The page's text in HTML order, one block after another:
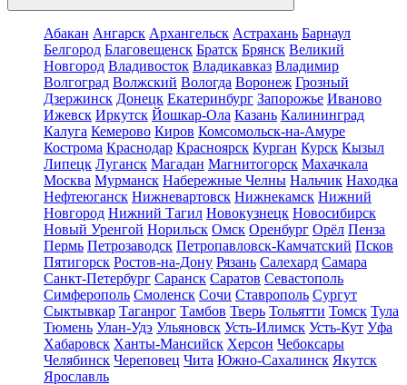
Абакан Ангарск Архангельск Астрахань Барнаул
Белгород Благовещенск Братск Брянск Великий
Новгород Владивосток Владикавказ Владимир
Волгоград Волжский Вологда Воронеж Грозный
Дзержинск Донецк Екатеринбург Запорожье Иваново
Ижевск Иркутск Йошкар-Ола Казань Калининград
Калуга Кемерово Киров Комсомольск-на-Амуре
Кострома Краснодар Красноярск Курган Курск Кызыл
Липецк Луганск Магадан Магнитогорск Махачкала
Москва Мурманск Набережные Челны Нальчик Находка
Нефтеюганск Нижневартовск Нижнекамск Нижний
Новгород Нижний Тагил Новокузнецк Новосибирск
Новый Уренгой Норильск Омск Оренбург Орёл Пенза
Пермь Петрозаводск Петропавловск-Камчатский Псков
Пятигорск Ростов-на-Дону Рязань Салехард Самара
Санкт-Петербург Саранск Саратов Севастополь
Симферополь Смоленск Сочи Ставрополь Сургут
Сыктывкар Таганрог Тамбов Тверь Тольятти Томск Тула
Тюмень Улан-Удэ Ульяновск Усть-Илимск Усть-Кут Уфа
Хабаровск Ханты-Мансийск Херсон Чебоксары
Челябинск Череповец Чита Южно-Сахалинск Якутск
Ярославль